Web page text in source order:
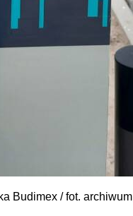
Budimex / fot. archiwum